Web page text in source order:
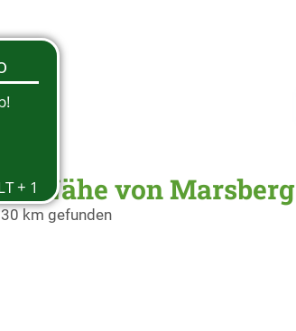
Nähe von Marsberg
km gefunden